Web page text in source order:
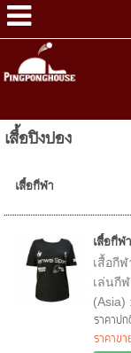
เสื้อปิงปอง
เสื้อกีฬา
เสื้อกีฬ
เสื้อกี
เล่นกี
(Asia)
ราคาปก
ราคาขา